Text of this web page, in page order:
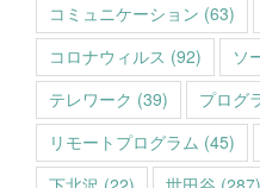
コミュニケーション (63)
コロナウィルス (92) ソ
テレワーク (39) プログ
リモートプログラム (45)